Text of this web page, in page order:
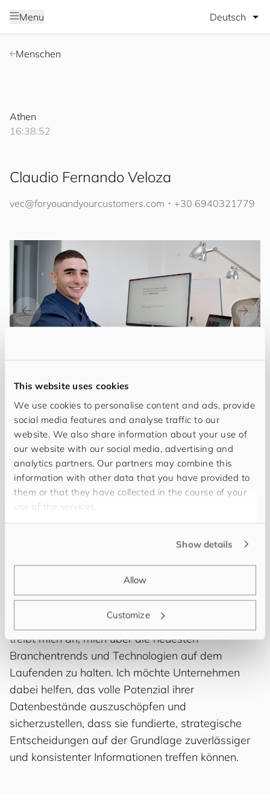
This website uses cookies
We use cookies to personalise content and ads, provide
social media features and analyse traffic to our
website. We also share information about your use of
our website with our social media, advertising and
analytics partners. Our partners may combine this
information with other data that you have provided to
them or that they have collected in the course of your
use of the services.
Show details
Allow
Customize
Menu Sprache
Menschen
Athen
16:38:52
Claudio Fernando Veloza
vec@foryouandyourcustomers.com ･ +30 6940321779
Hallo, mein Name istClaudio Fernando Veloza
Als IT-Application Consultant beiforyouandyour
customersgilt meine Leidenschaft dem
Stammdatenmanagement (MDM) und den
fortschrittlichen Techniken, die Datenintegrität und
-genauigkeit gewährleisten. Mit einer soliden
Auge für Details bin ich bereit für die
Geschäftsprozesse rationalisieren. Meine
Begeisterung für Data Governance,
Datenintegration und Datenqualitätsmanagement
treibt mich an, mich über die neuesten
Branchentrends und Technologien auf dem
Laufenden zu halten. Ich möchte Unternehmen
dabei helfen, das volle Potenzial ihrer
Datenbestände auszuschöpfen und
sicherzustellen, dass sie fundierte, strategische
Entscheidungen auf der Grundlage zuverlässiger
und konsistenter Informationen treffen können.